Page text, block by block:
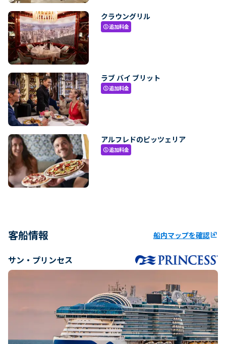
クラウングリル
paid追加料金
ラブ バイ ブリット
paid追加料金
アルフレドのピッツェリア
paid追加料金
客船情報 船内マップを確認ungroup
サン・プリンセス